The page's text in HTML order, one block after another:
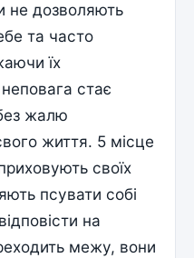
не дозволяють
та часто
їх
стає
жалю
життя. 5 місце
своїх
псувати собі
на
межу, вони